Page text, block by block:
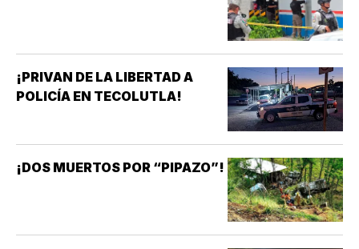
¡PRIVAN DE LA LIBERTAD A
POLICÍA EN TECOLUTLA!
¡DOS MUERTOS POR “PIPAZO”!